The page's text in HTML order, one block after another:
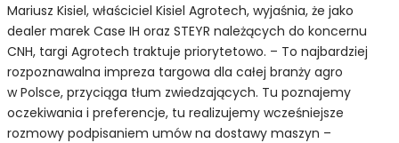
Mariusz Kisiel, właściciel Kisiel Agrotech, wyjaśnia, że jako
dealer marek Case IH oraz STEYR należących do koncernu
CNH, targi Agrotech traktuje priorytetowo. – To najbardziej
rozpoznawalna impreza targowa dla całej branży agro
w Polsce, przyciąga tłum zwiedzających. Tu poznajemy
oczekiwania i preferencje, tu realizujemy wcześniejsze
rozmowy podpisaniem umów na dostawy maszyn –